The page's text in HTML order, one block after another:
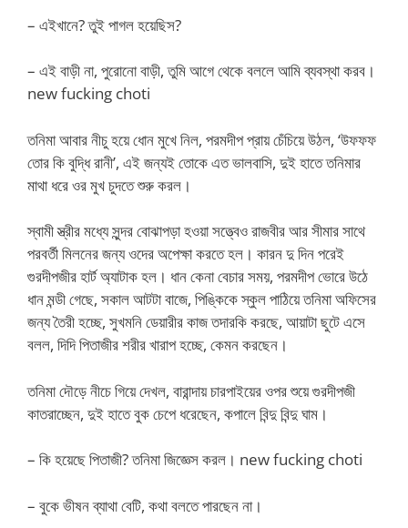
– এইখানে? তুই পাগল হয়েছিস?
– এই বাড়ী না, পুরোনো বাড়ী, তুমি আগে থেকে বললে আমি ব্যবস্থা করব।
new fucking choti
তনিমা আবার নীচু হয়ে ধোন মুখে নিল, পরমদীপ প্রায় চেঁচিয়ে উঠল, ‘উফফফ
তোর কি বুদ্ধি রানী’, এই জন্যই তোকে এত ভালবাসি, দুই হাতে তনিমার
মাথা ধরে ওর মুখ চুদতে শুরু করল।
স্বামী স্ত্রীর মধ্যে সুন্দর বোঝাপড়া হওয়া সত্ত্বেও রাজবীর আর সীমার সাথে
পরবর্তী মিলনের জন্য ওদের অপেক্ষা করতে হল। কারন দু দিন পরেই
গুরদীপজীর হার্ট অ্যাটাক হল। ধান কেনা বেচার সময়, পরমদীপ ভোরে উঠে
ধান মন্ডী গেছে, সকাল আটটা বাজে, পিঙ্কিকে স্কুল পাঠিয়ে তনিমা অফিসের
জন্য তৈরী হচ্ছে, সুখমনি ডেয়ারীর কাজ তদারকি করছে, আয়াটা ছুটে এসে
বলল, দিদি পিতাজীর শরীর খারাপ হচ্ছে, কেমন করছেন।
তনিমা দৌড়ে নীচে গিয়ে দেখল, বারান্দায় চারপাইয়ের ওপর শুয়ে গুরদীপজী
কাতরাচ্ছেন, দুই হাতে বুক চেপে ধরেছেন, কপালে বিন্দু বিন্দু ঘাম।
– কি হয়েছে পিতাজী? তনিমা জিজ্ঞেস করল। new fucking choti
– বুকে ভীষন ব্যাথা বেটি, কথা বলতে পারছেন না।